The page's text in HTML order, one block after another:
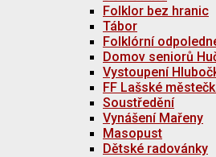
Folklor bez hranic
Tábor
Folklórní
Domov seniorů
Vystoupení
FF Lašské
Soustředění
Vynášení Mařeny
Masopust
Dětské radovánky